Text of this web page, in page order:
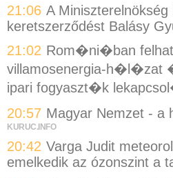
21:06 A
keretszerződést Balásy
21:02 Rom�ni�ban
villamosenergia-
ipari fogyaszt�k
20:57 Magyar Nemzet -
KURUC.INFO
20:42 Varga Judit
emelkedik az ózonszint a